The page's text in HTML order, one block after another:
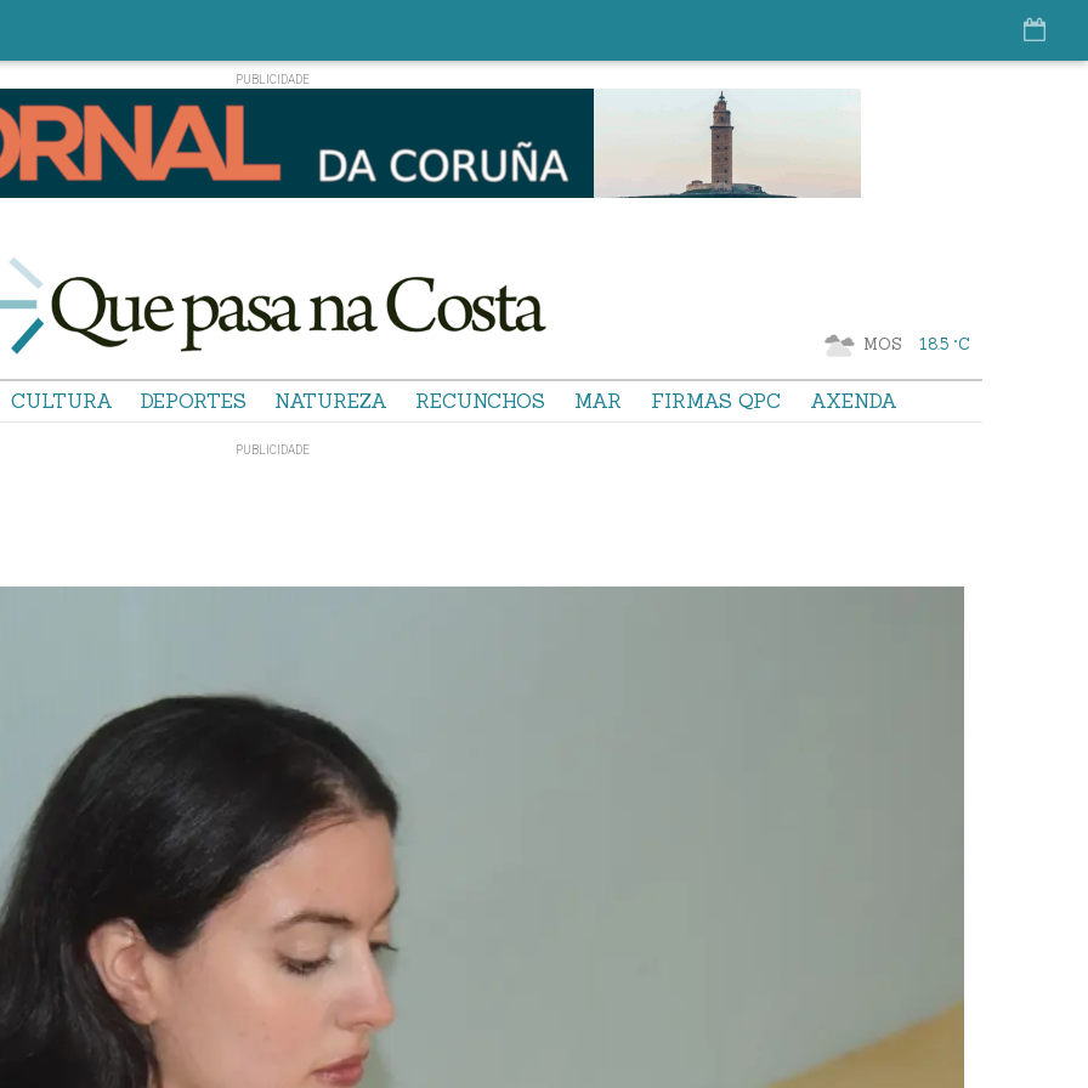
MOS 18.5 °C
CULTURA DEPORTES NATUREZA RECUNCHOS MAR FIRMAS QPC AXENDA